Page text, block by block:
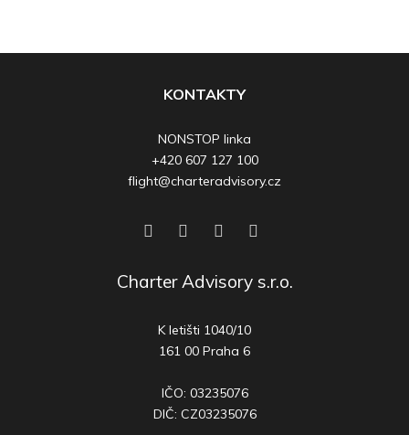
KONTAKTY
NONSTOP linka
+420 607 127 100
flight@charteradvisory.cz
Charter Advisory s.r.o.
K letišti 1040/10
161 00 Praha 6
IČO: 03235076
DIČ: CZ03235076